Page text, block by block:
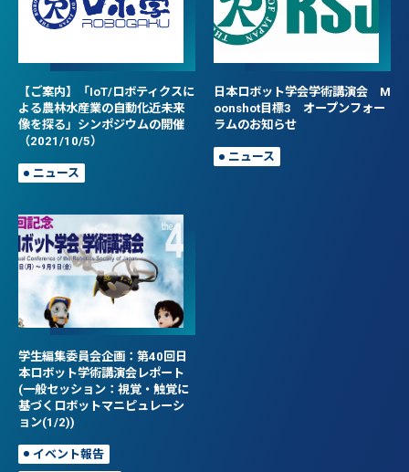
【ご案内】「IoT/ロボティクスに
よる農林水産業の自動化近未来
像を探る」シンポジウムの開催
（2021/10/5）
ニュース
日本ロボット学会学術講演会 M
oonshot目標3 オープンフォー
ラムのお知らせ
ニュース
学生編集委員会企画：第40回日
本ロボット学術講演会レポート
(一般セッション：視覚・触覚に
基づくロボットマニピュレーシ
ョン(1/2))
イベント報告